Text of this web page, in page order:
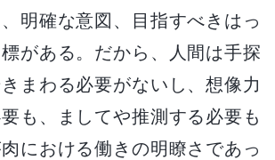
明確な意図、目指すべきはっ
がある。だから、人間は手探
まわる必要がないし、想像力
も、ましてや推測する必要も
における働きの明瞭さであっ